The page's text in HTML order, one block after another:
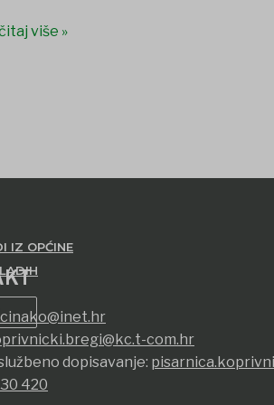
IZ OPĆINE
više »
com.hr
dopisavanje:
420